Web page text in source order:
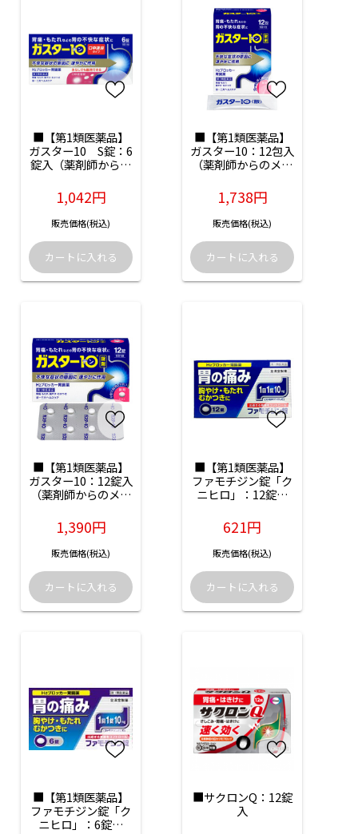
■【第1類医薬品】
ガスター10　S錠：6
錠入（薬剤師からの
となります）
1,042円
販売価格(税込)
■【第1類医薬品】
ガスター10：12包入
（薬剤師からのメー
ります）
1,738円
販売価格(税込)
■【第1類医薬品】
ガスター10：12錠入
（薬剤師からのメー
ります）
1,390円
販売価格(税込)
■【第1類医薬品】
ファモチジン錠「ク
ニヒロ」：12錠入
ル確認後の発送とな
ります）
621円
販売価格(税込)
■【第1類医薬品】
ファモチジン錠「ク
ニヒロ」：6錠入
■サクロンQ：12錠
入